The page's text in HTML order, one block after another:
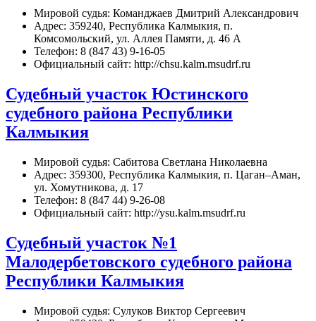
Мировой судья: Команджаев Дмитрий Александрович
Адрес: 359240, Республика Калмыкия, п.
Комсомольский, ул. Аллея Памяти, д. 46 А
Телефон: 8 (847 43) 9-16-05
Официальный сайт: http://chsu.kalm.msudrf.ru
Судебный участок Юстинского
судебного района Республики
Калмыкия
Мировой судья: Сабитова Светлана Николаевна
Адрес: 359300, Республика Калмыкия, п. Цаган–Аман,
ул. Хомутникова, д. 17
Телефон: 8 (847 44) 9-26-08
Официальный сайт: http://ysu.kalm.msudrf.ru
Судебный участок №1
Малодербетовского судебного района
Республики Калмыкия
Мировой судья: Сулуков Виктор Сергеевич